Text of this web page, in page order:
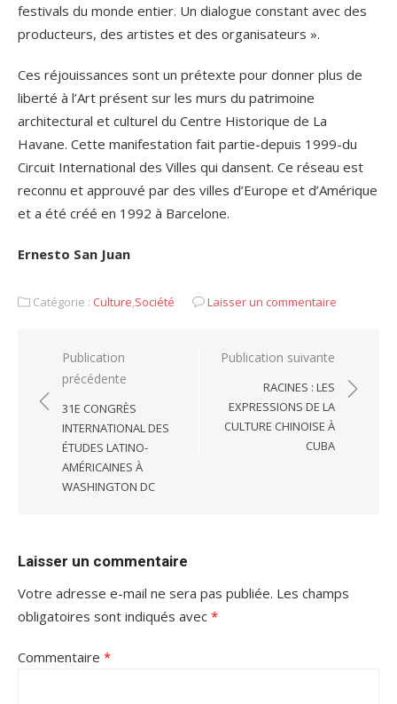
festivals du monde entier. Un dialogue constant avec des
producteurs, des artistes et des organisateurs ».
Ces réjouissances sont un prétexte pour donner plus de
liberté à l’Art présent sur les murs du patrimoine
architectural et culturel du Centre Historique de La
Havane. Cette manifestation fait partie-depuis 1999-du
Circuit International des Villes qui dansent. Ce réseau est
reconnu et approuvé par des villes d’Europe et d’Amérique
et a été créé en 1992 à Barcelone.
Ernesto San Juan
Catégorie : Culture,Société Laisser un commentaire
Navigation
l’article
Publication
précédente
31E CONGRÈS
INTERNATIONAL DES
ÉTUDES LATINO-
AMÉRICAINES À
WASHINGTON DC
Publication suivante
RACINES : LES
EXPRESSIONS DE LA
CULTURE CHINOISE À
CUBA
Laisser un commentaire
Votre adresse e-mail ne sera pas publiée. Les champs
obligatoires sont indiqués avec *
Commentaire *